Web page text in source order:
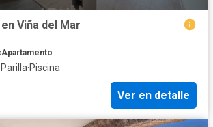
Viña del Mar
Apartamento
Parilla·Piscina
Ver en detalle